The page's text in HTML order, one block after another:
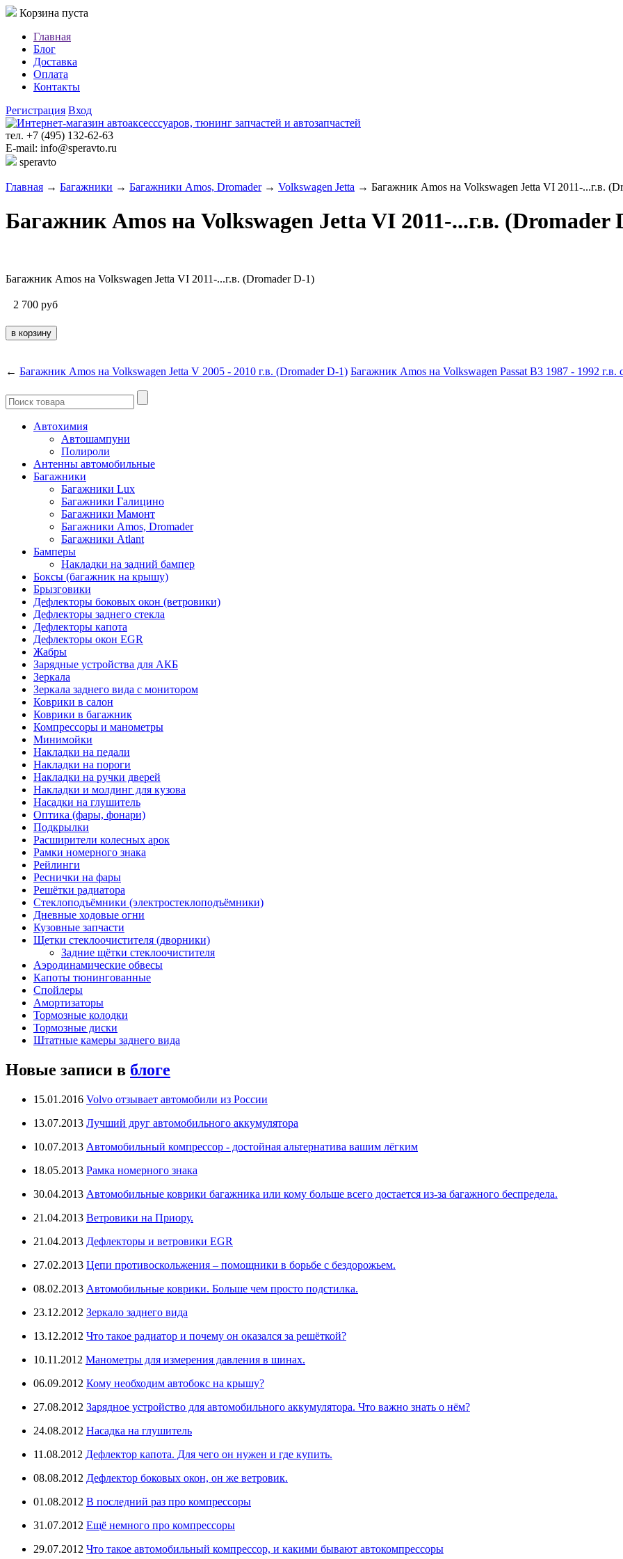
Корзина пуста
Главная
Блог
Доставка
Оплата
Контакты
Регистрация Вход
тел. +7 (495) 132-62-63
E-mail: info@speravto.ru
speravto
Главная → Багажники → Багажники Amos, Dromader→ Volkswagen Jetta → Багажник Amos на Volkswagen Jetta VI 2011-...г.в.
Багажник Amos на Volkswagen Jetta VI 2011-...г.в. (Dromader
Багажник Amos на Volkswagen Jetta VI 2011-...г.в. (Dromader D-1)
2 700 руб
← Багажник Amos на Volkswagen Jetta V 2005 - 2010 г.в. (Dromader D-1) Багажник Amos на Volkswagen Passat B3 1987 - 1992 г.в.
Автохимия
Автошампуни
Полироли
Антенны автомобильные
Багажники
Багажники Lux
Багажники Галицино
Багажники Мамонт
Багажники Amos, Dromader
Багажники Atlant
Бамперы
Накладки на задний бампер
Боксы (багажник на крышу)
Брызговики
Дефлекторы боковых окон (ветровики)
Дефлекторы заднего стекла
Дефлекторы капота
Дефлекторы окон EGR
Жабры
Зарядные устройства для АКБ
Зеркала
Зеркала заднего вида с монитором
Коврики в салон
Коврики в багажник
Компрессоры и манометры
Минимойки
Накладки на педали
Накладки на пороги
Накладки на ручки дверей
Накладки и молдинг для кузова
Насадки на глушитель
Оптика (фары, фонари)
Подкрылки
Расширители колесных арок
Рамки номерного знака
Рейлинги
Реснички на фары
Решётки радиатора
Стеклоподъёмники (электростеклоподъёмники)
Дневные ходовые огни
Кузовные запчасти
Щетки стеклоочистителя (дворники)
Задние щётки стеклоочистителя
Аэродинамические обвесы
Капоты тюнингованные
Спойлеры
Амортизаторы
Тормозные колодки
Тормозные диски
Штатные камеры заднего вида
Новые записи в блоге
15.01.2016 Volvo отзывает автомобили из России
13.07.2013 Лучший друг автомобильного аккумулятора
10.07.2013 Автомобильный компрессор - достойная альтернатива вашим лёгким
18.05.2013 Рамка номерного знака
30.04.2013 Автомобильные коврики багажника или кому больше всего достается из-за багажного беспредела.
21.04.2013 Ветровики на Приору.
21.04.2013 Дефлекторы и ветровики EGR
27.02.2013 Цепи противоскольжения – помощники в борьбе с бездорожьем.
08.02.2013 Автомобильные коврики. Больше чем просто подстилка.
23.12.2012 Зеркало заднего вида
13.12.2012 Что такое радиатор и почему он оказался за решёткой?
10.11.2012 Манометры для измерения давления в шинах.
06.09.2012 Кому необходим автобокс на крышу?
27.08.2012 Зарядное устройство для автомобильного аккумулятора. Что важно знать о нём?
24.08.2012 Насадка на глушитель
11.08.2012 Дефлектор капота. Для чего он нужен и где купить.
08.08.2012 Дефлектор боковых окон, он же ветровик.
01.08.2012 В последний раз про компрессоры
31.07.2012 Ещё немного про компрессоры
29.07.2012 Что такое автомобильный компрессор, и какими бывают автокомпрессоры